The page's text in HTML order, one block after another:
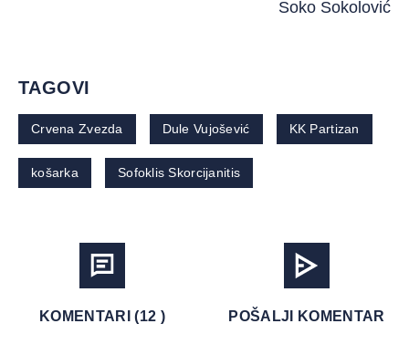
Soko Sokolović
TAGOVI
Crvena Zvezda Dule Vujošević KK Partizan
košarka Sofoklis Skorcijanitis
KOMENTARI (12 ) POŠALJI KOMENTAR